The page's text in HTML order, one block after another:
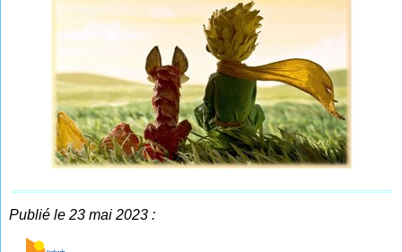
Publié le 23 mai 2023 :